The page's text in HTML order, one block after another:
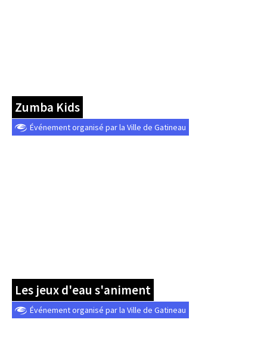
Zumba Kids
Événement organisé par la Ville de Gatineau
Les jeux d'eau s'animent
Événement organisé par la Ville de Gatineau